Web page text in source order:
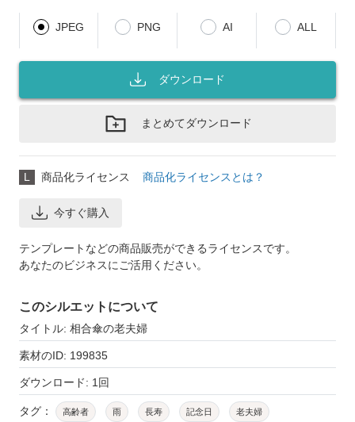
JPEG PNG AI ALL
ダウンロード
まとめてダウンロード
L 商品化ライセンス 商品化ライセンスとは？
今すぐ購入
テンプレートなどの商品販売ができるライセンスです。
あなたのビジネスにご活用ください。
このシルエットについて
タイトル: 相合傘の老夫婦
素材のID: 199835
ダウンロード: 1回
タグ： 高齢者 雨 長寿 記念日 老夫婦